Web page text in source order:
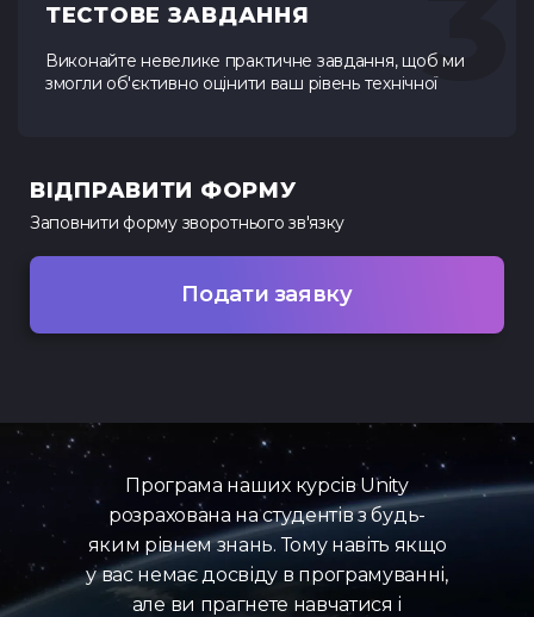
ТЕСТОВЕ ЗАВДАННЯ
Виконайте невелике практичне завдання, щоб ми
змогли об'єктивно оцінити ваш рівень технічної
ВІДПРАВИТИ ФОРМУ
Заповнити форму зворотнього зв'язку
Подати заявку
Програма наших курсів Unity
розрахована на студентів з будь-
яким рівнем знань. Тому навіть якщо
у вас немає досвіду в програмуванні,
але ви прагнете навчатися і